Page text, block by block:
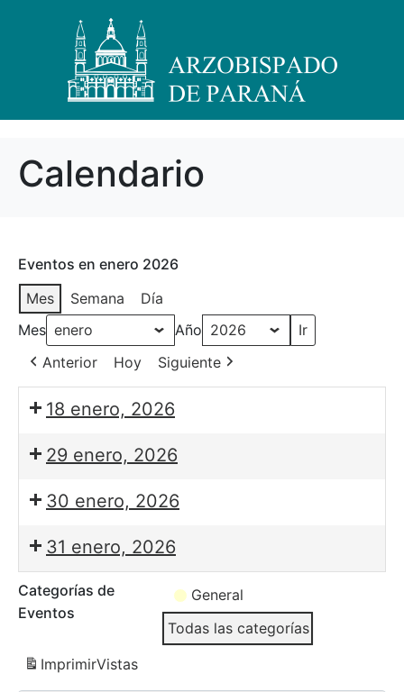
Calendario
Eventos en enero 2026
Mes
Semana
Día
Mes
Año
Anterior
Hoy Siguiente
18 enero, 2026
29 enero, 2026
30 enero, 2026
31 enero, 2026
Categorías de
Eventos
General
Todas las categorías
ImprimirVistas